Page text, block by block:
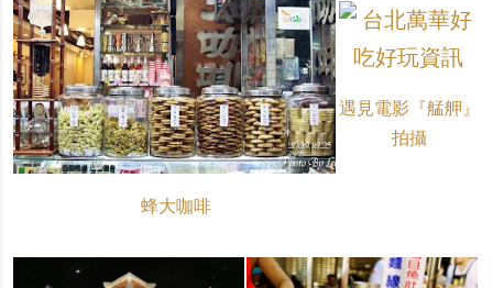
蜂大咖啡
遇見電影『艋舺』
拍攝